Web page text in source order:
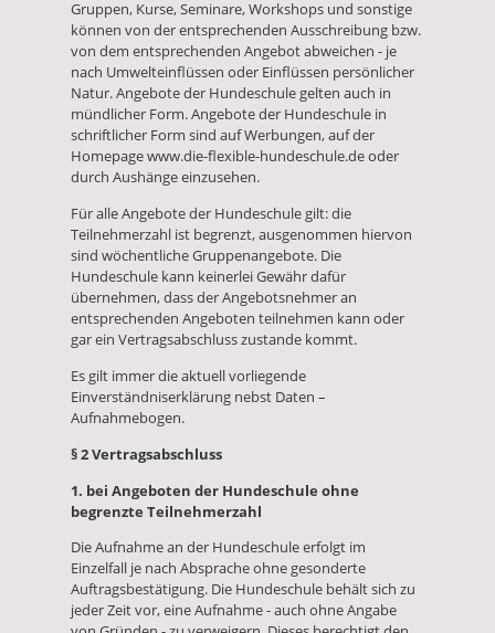
Gruppen, Kurse, Seminare, Workshops und sonstige
können von der entsprechenden Ausschreibung bzw.
von dem entsprechenden Angebot abweichen - je
nach Umwelteinflüssen oder Einflüssen persönlicher
Natur. Angebote der Hundeschule gelten auch in
mündlicher Form. Angebote der Hundeschule in
schriftlicher Form sind auf Werbungen, auf der
Homepage www.die-flexible-hundeschule.de oder
durch Aushänge einzusehen.
Für alle Angebote der Hundeschule gilt: die
Teilnehmerzahl ist begrenzt, ausgenommen hiervon
sind wöchentliche Gruppenangebote. Die
Hundeschule kann keinerlei Gewähr dafür
übernehmen, dass der Angebotsnehmer an
entsprechenden Angeboten teilnehmen kann oder
gar ein Vertragsabschluss zustande kommt.
Es gilt immer die aktuell vorliegende
Einverständniserklärung nebst Daten –
Aufnahmebogen.
§ 2 Vertragsabschluss
1. bei Angeboten der Hundeschule ohne
begrenzte Teilnehmerzahl
Die Aufnahme an der Hundeschule erfolgt im
Einzelfall je nach Absprache ohne gesonderte
Auftragsbestätigung. Die Hundeschule behält sich zu
jeder Zeit vor, eine Aufnahme - auch ohne Angabe